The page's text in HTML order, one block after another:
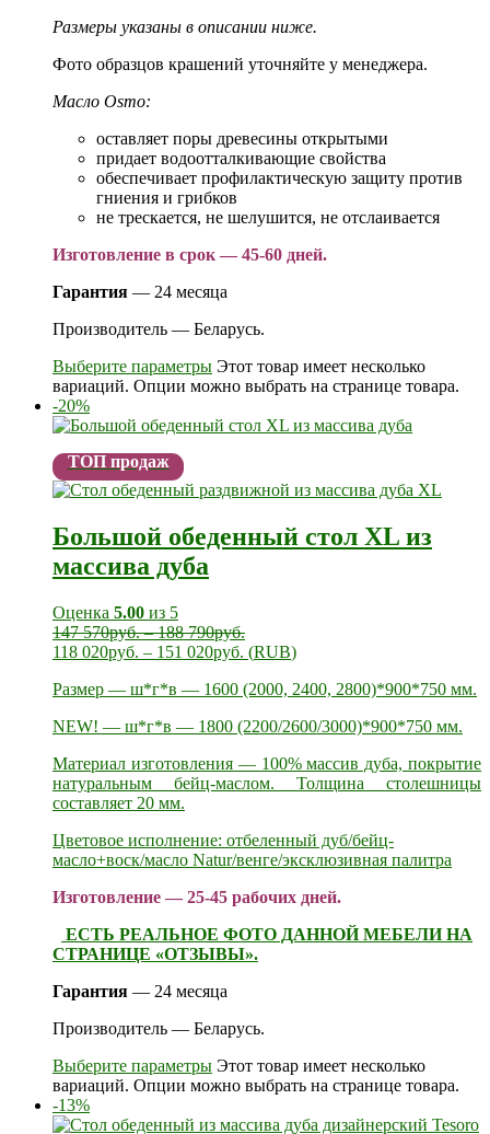
Размеры указаны в описании ниже.
Фото образцов крашений уточняйте у менеджера.
Масло Osmo:
оставляет поры древесины открытыми
придает водоотталкивающие свойства
обеспечивает профилактическую защиту против
гниения и грибков
не трескается, не шелушится, не отслаивается
Изготовление в срок — 45-60 дней.
Гарантия — 24 месяца
Производитель — Беларусь.
Выберите параметры Этот товар имеет несколько
вариаций. Опции можно выбрать на странице товара.
-20%
ТОП продаж
Большой обеденный стол XL из
массива дуба
Оценка 5.00 из 5
147 570руб.–188 790руб.
118 020руб. – 151 020руб. (RUB)
Размер — ш*г*в — 1600 (2000, 2400, 2800)*900*750 мм.
NEW! — ш*г*в — 1800 (2200/2600/3000)*900*750 мм.
Материал изготовления — 100% массив дуба, покрытие
натуральным бейц-маслом. Толщина столешницы
составляет 20 мм.
Цветовое исполнение: отбеленный дуб/бейц-
масло+воск/масло Natur/венге/эксклюзивная палитра
Изготовление — 25-45 рабочих дней.
ЕСТЬ РЕАЛЬНОЕ ФОТО ДАННОЙ МЕБЕЛИ НА
СТРАНИЦЕ «ОТЗЫВЫ».
Гарантия — 24 месяца
Производитель — Беларусь.
Выберите параметры Этот товар имеет несколько
вариаций. Опции можно выбрать на странице товара.
-13%